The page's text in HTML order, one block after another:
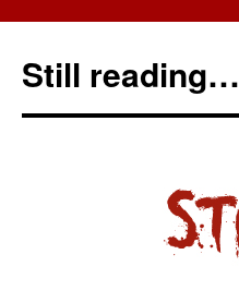
Still reading…